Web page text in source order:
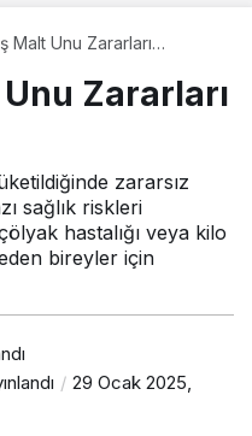
Malt Unu Zararları
Zararları
zararsız
sağlık riskleri
hastalığı veya kilo
bireyler için
29 Ocak 2025,